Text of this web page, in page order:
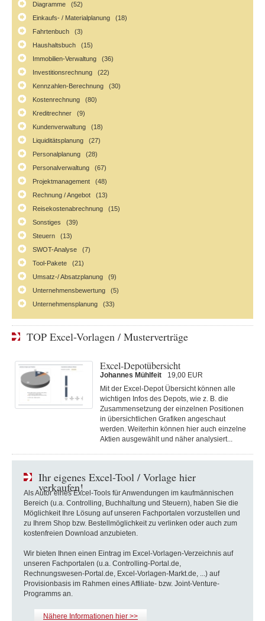
Diagramme (52)
Einkaufs- / Materialplanung (18)
Fahrtenbuch (3)
Haushaltsbuch (15)
Immobilien-Verwaltung (36)
Investitionsrechnung (22)
Kennzahlen-Berechnung (30)
Kostenrechnung (80)
Kreditrechner (9)
Kundenverwaltung (18)
Liquiditätsplanung (27)
Personalplanung (28)
Personalverwaltung (67)
Projektmanagement (48)
Rechnung / Angebot (13)
Reisekostenabrechnung (15)
Sonstiges (39)
Steuern (13)
SWOT-Analyse (7)
Tool-Pakete (21)
Umsatz-/ Absatzplanung (9)
Unternehmensbewertung (5)
Unternehmensplanung (33)
TOP Excel-Vorlagen / Musterverträge
Excel-Depotübersicht
Johannes Mühlfeit
19,00 EUR
Mit der Excel-Depot Übersicht können alle
wichtigen Infos des Depots, wie z. B. die
Zusammensetzung der einzelnen Positionen
in übersichtlichen Grafiken angeschaut
werden. Weiterhin können hier auch einzelne
Aktien ausgewählt und näher analysiert...
Ihr eigenes Excel-Tool / Vorlage hier
verkaufen!
Als Autor eines Excel-Tools für Anwendungen im kaufmännischen
Bereich (u.a. Controlling, Buchhaltung und Steuern), haben Sie die
Möglichkeit Ihre Lösung auf unseren Fachportalen vorzustellen und
zu Ihrem Shop bzw. Bestellmöglichkeit zu verlinken oder auch zum
kostenfreien Download anzubieten.
Wir bieten Ihnen einen Eintrag im Excel-Vorlagen-Verzeichnis auf
unseren Fachportalen (u.a. Controlling-Portal.de,
Rechnungswesen-Portal.de, Excel-Vorlagen-Markt.de, ...) auf
Provisionbasis im Rahmen eines Affiliate- bzw. Joint-Venture-
Programms an.
Nähere Informationen hier >>